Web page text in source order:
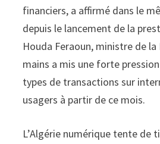
financiers, a affirmé dans le
depuis le lancement de la
Houda Feraoun, ministre de
mains a mis une forte
types de transactions sur
usagers à partir de ce mois.
L’Algérie numérique tente de